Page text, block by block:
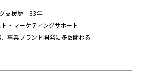
グ支援歴 33年
・マーケティングサポート
事業ブランド開発に多数関わる